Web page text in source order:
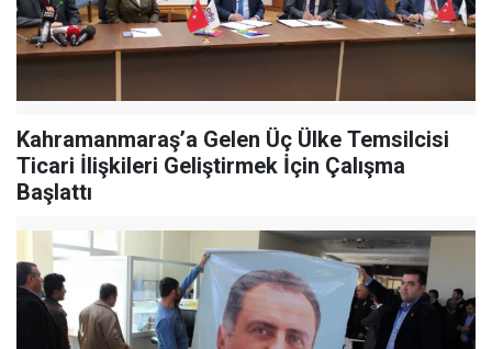
Kahramanmaraş’a Gelen Üç Ülke Temsilcisi
Ticari İlişkileri Geliştirmek İçin Çalışma
Başlattı